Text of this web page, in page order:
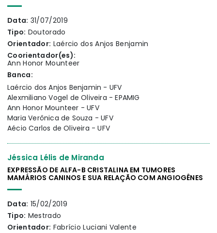
Data: 31/07/2019
Tipo: Doutorado
Orientador: Laércio dos Anjos Benjamin
Coorientador(es):
Ann Honor Mounteer
Banca:
Laércio dos Anjos Benjamin - UFV
Alexmiliano Vogel de Oliveira - EPAMIG
Ann Honor Mounteer - UFV
Maria Verônica de Souza - UFV
Aécio Carlos de Oliveira - UFV
Jéssica Lélis de Miranda
EXPRESSÃO DE ALFA-B CRISTALINA EM TUMORES
MAMÁRIOS CANINOS E SUA RELAÇÃO COM ANGIOGÊNES
Data: 15/02/2019
Tipo: Mestrado
Orientador: Fabrício Luciani Valente